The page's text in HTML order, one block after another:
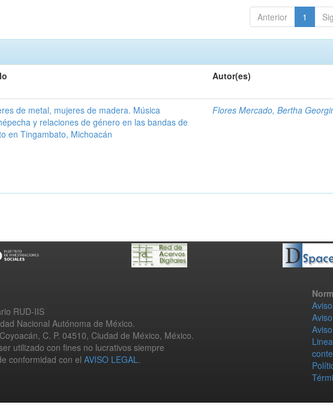
Anterior 1
Autor(es)
de metal, mujeres de madera. Música
y relaciones de género en las bandas de
en Tingambato, Michoacán
Flores Mercado, Bertha
RUD-IIS
Nacional Autónoma de México.
C. P. 04510, Ciudad de México, México.
utilizado con fines no lucrativos siempre
conformidad con el AVISO LEGAL.